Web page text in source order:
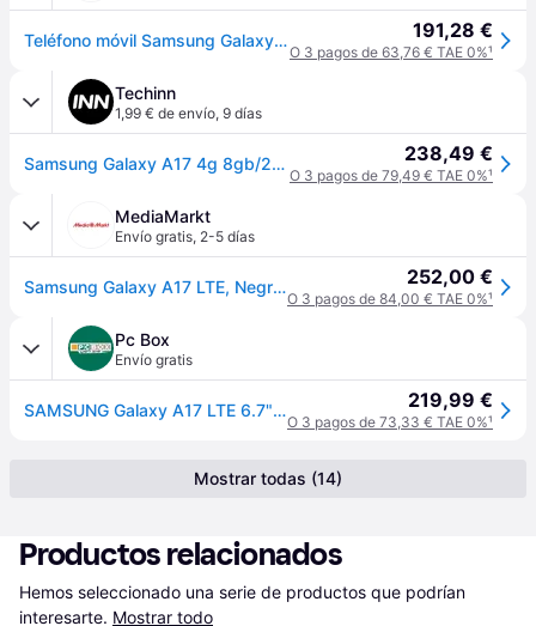
Teléfono móvil Samsung Galaxy A17 4G 4Ram 256Gb Negro (Versión Europea) 191,28 €
O 3 pagos de 63,76 € TAE 0%¹
Techinn
1,99 € de envío, 9 días
Samsung Galaxy A17 4g 8gb/256gb 6.7´´ Negro 238,49 €
O 3 pagos de 79,49 € TAE 0%¹
MediaMarkt
Envío gratis, 2-5 días
Samsung Galaxy A17 LTE, Negro, 256 GB, 8 GB RAM, 6.7", FHD+ Super AMOLED, Mediatek G99 Octa-core, 5000 mAh, Android 15 252,00 €
O 3 pagos de 84,00 € TAE 0%¹
Pc Box
Envío gratis
SAMSUNG Galaxy A17 LTE 6.7" 4G 8GB/256GB Negro 219,99 €
O 3 pagos de 73,33 € TAE 0%¹
Mostrar todas (14)
Productos relacionados
Hemos seleccionado una serie de productos que podrían
interesarte. Mostrar todo